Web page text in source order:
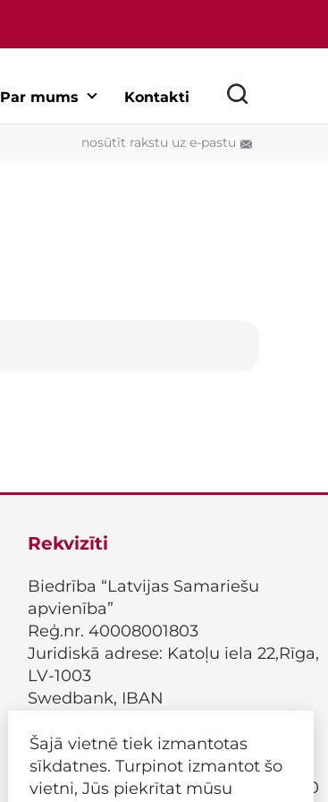
Šajā vietnē tiek izmantotas
sīkdatnes. Turpinot izmantot šo
vietni, Jūs piekrītat mūsu
Par mums Kontakti
nosūtīt rakstu uz e-pastu
Rekvizīti
Biedrība “Latvijas Samariešu
apvienība”
Reģ.nr. 40008001803
Juridiskā adrese: Katoļu iela 22,Rīga,
LV-1003
Swedbank, IBAN
Citadele, IBAN
LV88PARX0015208370001
Biroja darba laiks: P.-Pk. 9:00 – 17:00